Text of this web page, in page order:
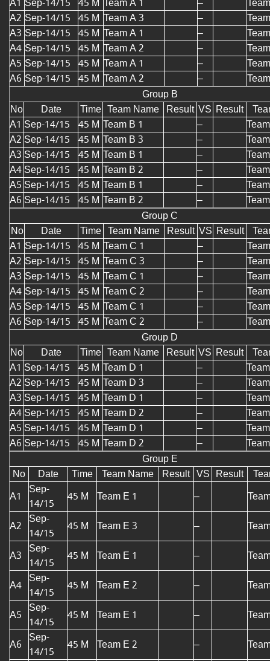
A2 Sep-14/15 45 M Team A 3 –
A3 Sep-14/15 45 M Team A 1 –
A4 Sep-14/15 45 M Team A 2 –
A5 Sep-14/15 45 M Team A 1 –
A6 Sep-14/15 45 M Team A 2 –
Group B
No
Date Time Team Name Result VS Result
A1 Sep-14/15 45 M Team B 1 –
A2 Sep-14/15 45 M Team B 3 –
A3 Sep-14/15 45 M Team B 1 –
A4Sep-14/15 45 M Team B 2 –
A5 Sep-14/15 45 M Team B 1 –
A6 Sep-14/15 45 M Team B 2 –
Group C
No
Date Time Team Name Result VS Result
A1 Sep-14/15 45 M Team C 1 –
A2 Sep-14/15 45 M Team C 3 –
A3 Sep-14/15 45 M Team C 1 –
A4 Sep-14/15 45 M Team C 2 –
A5 Sep-14/15 45 M Team C 1 –
A6 Sep-14/15 45 M Team C 2 –
Group D
No
Date Time Team Name Result VS Result
A1 Sep-14/15 45 M Team D 1 –
A2 Sep-14/15 45 M Team D 3 –
A3 Sep-14/15 45 M Team D 1 –
A4Sep-14/15 45 M Team D 2 –
A5 Sep-14/15 45 M Team D 1 –
A6 Sep-14/15 45 M Team D 2 –
Group E
No
Date Time Team Name Result VS Result
A1 Sep-
14/15
45 M Team E 1 –
A2 Sep-
14/15
45 M Team E 3 –
A3 Sep-
14/15
45 M Team E 1 –
A4 Sep-
14/15
45 M Team E 2 –
A5 Sep-
14/15
45 M Team E 1 –
A6 Sep-
14/15
45 M Team E 2 –